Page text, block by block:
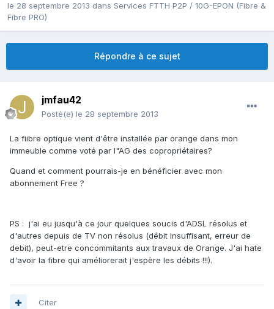
le 28 septembre 2013 dans Services FTTH P2P / 10G-EPON (Fibre &
Fibre PRO)
Répondre à ce sujet
jmfau42
Posté(e) le 28 septembre 2013
La fiibre optique vient d'être installée par orange dans mon
immeuble comme voté par l"AG des copropriétaires?
Quand et comment pourrais-je en bénéficier avec mon
abonnement Free ?
PS : j'ai eu jusqu'à ce jour quelques soucis d'ADSL résolus et
d'autres depuis de TV non résolus (débit insuffisant, erreur de
debit), peut-etre concommitants aux travaux de Orange. J'ai hate
d'avoir la fibre qui améliorerait j'espère les débits !!!).
Citer